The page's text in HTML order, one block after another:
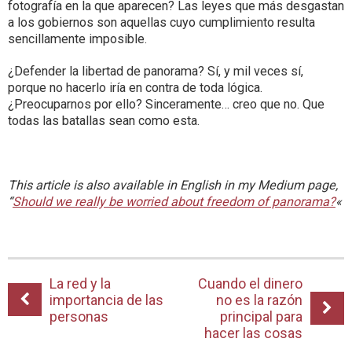
fotografía en la que aparecen? Las leyes que más desgastan
a los gobiernos son aquellas cuyo cumplimiento resulta
sencillamente imposible.
¿Defender la libertad de panorama? Sí, y mil veces sí,
porque no hacerlo iría en contra de toda lógica.
¿Preocuparnos por ello? Sinceramente… creo que no. Que
todas las batallas sean como esta.
This article is also available in English in my Medium page,
“Should we really be worried about freedom of panorama?«
La red y la
importancia de las
personas
Cuando el dinero
no es la razón
principal para
hacer las cosas